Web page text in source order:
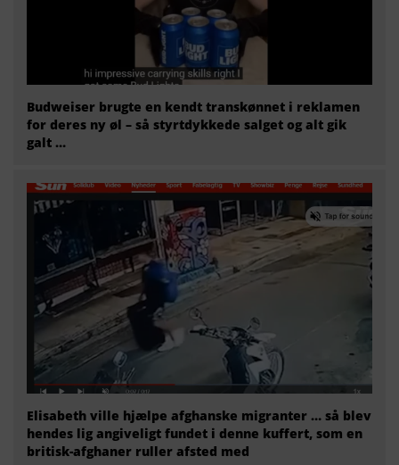
Budweiser brugte en kendt transkønnet i reklamen
for deres ny øl – så styrtdykkede salget og alt gik
galt …
Elisabeth ville hjælpe afghanske migranter … så blev
hendes lig angiveligt fundet i denne kuffert, som en
britisk-afghaner ruller afsted med